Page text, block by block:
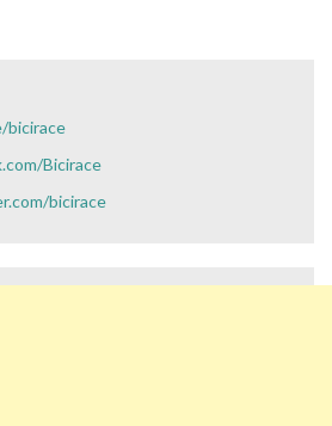
bicirace
Bicirace
bicirace